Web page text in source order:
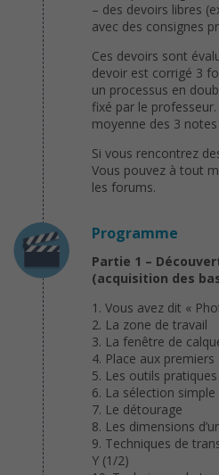
– des devoirs libres
avec des consignes
Ces devoirs sont
devoir est corrigé 3
un processus en
fixé par le
moyenne des 3
Si vous rencontrez
Vous pouvez à tout
les forums.
Programme
Partie 1 –
(acquisition des
1. Vous avez dit «
2. La zone de travail
3. La fenêtre de
4. Place aux premiers
5. Les outils pratiques
6. La sélection simple
7. Le détourage
8. Les dimensions
9. Techniques de
Y (1/2)